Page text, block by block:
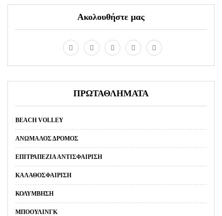
Ακολουθήστε μας
ΠΡΩΤΑΘΛΗΜΑΤΑ
BEACH VOLLEY
ΑΝΏΜΑΛΟΣ ΔΡΌΜΟΣ
ΕΠΙΤΡΑΠΈΖΙΑ ΑΝΤΙΣΦΑΊΡΙΣΗ
ΚΑΛΑΘΟΣΦΑΊΡΙΣΗ
ΚΟΛΎΜΒΗΣΗ
ΜΠΌΟΥΛΙΝΓΚ